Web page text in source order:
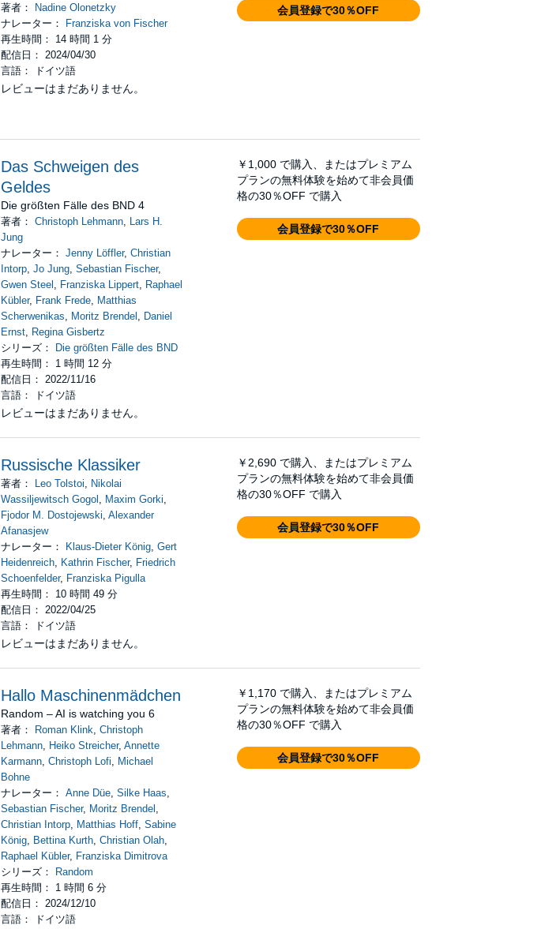
著者： Nadine Olonetzky
ナレーター： Franziska von Fischer
再生時間： 14 時間 1 分
配信日： 2024/04/30
言語： ドイツ語
レビューはまだありません。
会員登録で30％OFF
Das Schweigen des
Geldes
Die größten Fälle des BND 4
著者：Christoph Lehmann
Lars H.
Jung
ナレーター：Jenny Löffler,Christian
Intorp ,Jo Jung ,Sebastian Fischer,
Gwen Steel
Franziska Lippert
Raphael
Kübler, Frank Frede
Matthias
Scherwenikas
Moritz Brendel
Daniel
Ernst
Regina Gisbertz
シリーズ：
Die größten Fälle des BND
再生時間： 1 時間 12 分
配信日： 2022/11/16
言語： ドイツ語
レビューはまだありません。
￥1,000 で購入、またはプレミアム
プランの無料体験を始めて非会員価
格の30％OFF で購入
会員登録で30％OFF
Russische Klassiker
著者： Leo Tolstoi
Nikolai
Wassiljewitsch Gogol
Maxim Gorki
Fjodor M. Dostojewski ,Alexander
Afanasjew
ナレーター：
Klaus-Dieter König ,Gert
Heidenreich
Kathrin Fischer, Friedrich
Schoenfelder, Franziska Pigulla
再生時間： 10 時間 49 分
配信日： 2022/04/25
言語： ドイツ語
レビューはまだありません。
￥2,690 で購入、またはプレミアム
プランの無料体験を始めて非会員価
格の30％OFF で購入
会員登録で30％OFF
Hallo Maschinenmädchen
Random – AI is watching you 6
著者： Roman Klink ,Christoph
Lehmann
Heiko Streicher,Annette
Karmann ,Christoph Lofi
Michael
Bohne
ナレーター：Anne Düe ,Silke Haas
Sebastian Fischer, Moritz Brendel
Christian Intorp
Matthias Hoff ,Sabine
König
Bettina Kurth ,Christian Olah
Raphael Kübler, Franziska Dimitrova
シリーズ：
Random
再生時間： 1 時間 6 分
配信日： 2024/12/10
言語： ドイツ語
￥1,170 で購入、またはプレミアム
プランの無料体験を始めて非会員価
格の30％OFF で購入
会員登録で30％OFF